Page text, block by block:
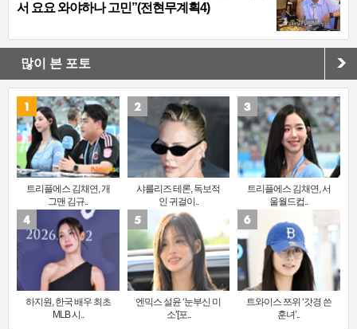
서 요요 와야하나 고민”(전현무계획4)
많이 본 포토
트리플에스 김채연, 개
그맨 김규..
샤를리즈 테론, 독보적
인 귀걸이..
트리플에스 김채연, 서
울월드컵..
하지원, 한국 배우 최초
MLB 시..
엔믹스 설윤 ‘눈부신 미
소’[포..
트와이스 쯔위 ‘갓경 쓴
훈녀’..